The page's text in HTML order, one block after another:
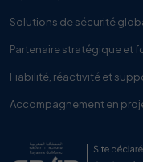
Solutions de sécurité
Partenaire stratégique et
Fiabilité, réactivité et
Accompagnement en